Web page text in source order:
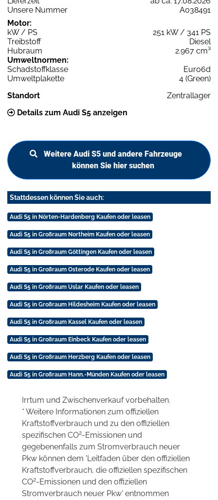
Unsere Nummer
A038491
Motor:
kW / PS
251 kW / 341 PS
Treibstoff
Diesel
Hubraum
2.967 cm³
Umweltnormen:
Schadstoffklasse
Euro6d
Umweltplakette
4 (Green)
Standort
Zentrallager
Details zum Audi S5 anzeigen
Weitere Audi S5 und andere Fahrzeuge
können Sie hier suchen
Stattdessen können Sie auch:
Audi S5 in Nörten-Hardenberg Kaufen oder leasen
Audi S5 in Großraum Northeim Kaufen oder leasen
Audi S5 in Großraum Göttingen Kaufen oder leasen
Audi S5 in Großraum Osterode Kaufen oder leasen
Audi S5 in Großraum Uslar Kaufen oder leasen
Audi S5 in Großraum Hildesheim Kaufen oder leasen
Audi S5 in Großraum Kassel Kaufen oder leasen
Audi S5 in Großraum Einbeck Kaufen oder leasen
Audi S5 in Großraum Herzberg Kaufen oder leasen
Audi S5 in Großraum Hann.-Münden Kaufen oder leasen
Irrtum und Zwischenverkauf vorbehalten.
* Weitere Informationen zum offiziellen
Kraftstoffverbrauch und zu den offiziellen
spezifischen CO2-Emissionen und
gegebenenfalls zum Stromverbrauch neuer
Pkw können dem 'Leitfaden über den offiziellen
Kraftstoffverbrauch, die offiziellen spezifischen
CO2-Emissionen und den offiziellen
Stromverbrauch neuer Pkw' entnommen